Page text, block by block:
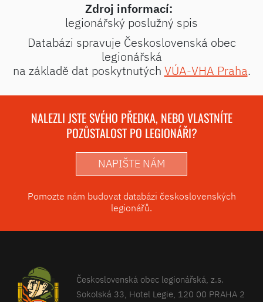
Zdroj informací:
legionářský poslužný spis
Databázi spravuje Československá obec
legionářská
na základě dat poskytnutých VÚA-VHA Praha.
NALEZLI JSTE SVÉHO PŘEDKA, NEBO VLASTNÍTE
POZŮSTALOST PO LEGIONÁŘI?
NAPIŠTE NÁM
Pomozte nám budovat databázi československých
legionářů.
Československá obec legionářská, z.s.
Sokolská 33, Hotel Legie, 120 00 PRAHA 2